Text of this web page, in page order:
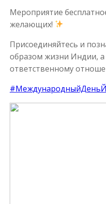
Мероприятие
желающих!
Присоединяйтесь и
образом жизни Индии, а
ответственному